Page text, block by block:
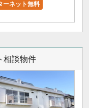
ーネット無料
相談物件